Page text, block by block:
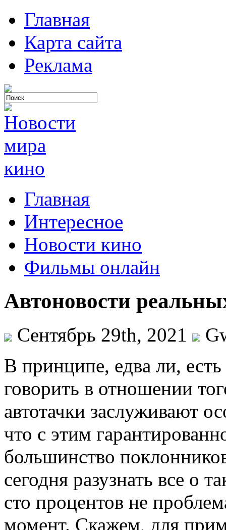
Главная
Карта сайта
Реклама
Главная
Интересное
Новости кино
Фильмы онлайн
Автоновости
Сентябрь 29th, 2021
В принципe, eдвa ли,
говорить в отношении
автотачки заслуживают
что с этим
большинство
сегодня разузнать все о
сто процентов не
момент. Скажем, для